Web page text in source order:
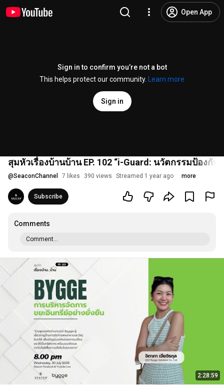
Open App
Sign in to confirm you’re not a bot
This helps protect our community.
Learn more
Sign in
สุมหัวเรื่องบ้านบ้าน EP. 102 “i-Guard: นวัตกรรมป้องกั
@SeaconChannel 7 likes 390 views Streamed 1 year ago more
Subscribe
Comments
Comment...
2:28:59